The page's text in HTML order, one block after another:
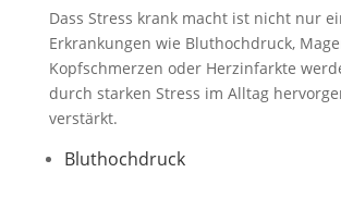
Dass Stress krank macht ist nicht nur
Erkrankungen wie Bluthochdruck,
Kopfschmerzen oder Herzinfarkte
durch starken Stress im Alltag
verstärkt.
Bluthochdruck